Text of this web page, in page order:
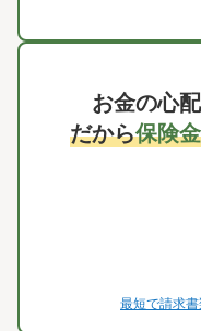
お金の心
だから保険
最短で請求書